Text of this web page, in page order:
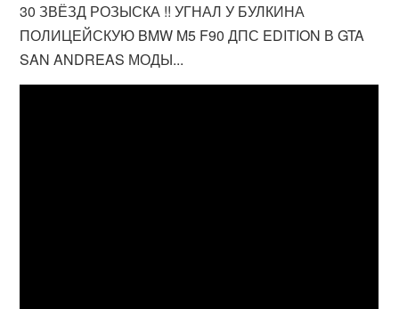
30 ЗВЁЗД РОЗЫСКА !! УГНАЛ У БУЛКИНА
ПОЛИЦЕЙСКУЮ BMW M5 F90 ДПС EDITION В GTA
SAN ANDREAS МОДЫ...